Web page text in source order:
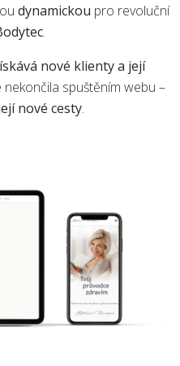
dynamickou pro revoluční
.
nové klienty a její
nekončila spuštěním webu –
nové cesty.